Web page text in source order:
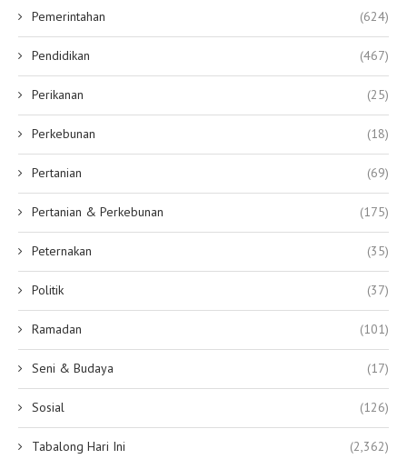
Pemerintahan (624)
Pendidikan (467)
Perikanan (25)
Perkebunan (18)
Pertanian (69)
Pertanian & Perkebunan (175)
Peternakan (35)
Politik (37)
Ramadan (101)
Seni & Budaya (17)
Sosial (126)
Tabalong Hari Ini (2,362)